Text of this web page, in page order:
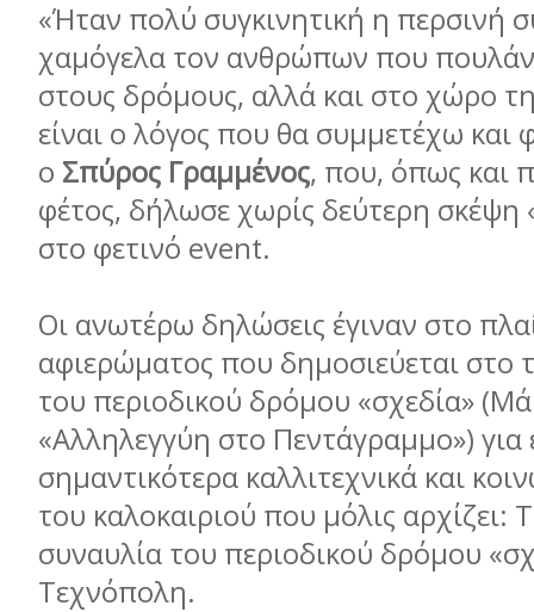
«Ήταν πολύ συγκινητική η περσινή
χαμόγελα τον ανθρώπων που
στους δρόμους, αλλά και στο χώρο
είναι ο λόγος που θα συμμετέχω και
ο Σπύρος Γραμμένος, που, όπως και
φέτος, δήλωσε χωρίς δεύτερη σκέψη
στο φετινό event.
Οι ανωτέρω δηλώσεις έγιναν στο
αφιερώματος που δημοσιεύεται στο
του περιοδικού δρόμου «σχεδία»
«Αλληλεγγύη στο Πεντάγραμμο»)
σημαντικότερα καλλιτεχνικά και
του καλοκαιριού που μόλις αρχίζει:
συναυλία του περιοδικού δρόμου
Τεχνόπολη.